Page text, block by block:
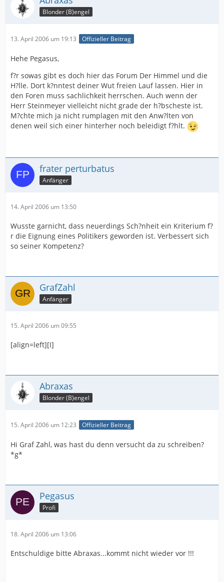
Blonder (B)engel
13. April 2006 um 19:13 Offizieller Beitrag
Hehe Pegasus,
f?r sowas gibt es doch hier das Forum Der Himmel und die
H?lle. Dort k?nntest deiner Wut freien Lauf lassen. Hier in
den Foren muss sachlichkeit herrschen. Auch wenn der
Herr Steinmeyer vielleicht nicht grade der h?bscheste ist.
M?chte mich ja nicht rumplagen mit den Anw?lten von
denen weil sich einer hinterher noch beleidigt f?hlt.
frater perturbatus
Anfänger
14. April 2006 um 13:50
Wusste garnicht, dass neuerdings Sch?nheit ein Kriterium f?
r die Eignung eines Politikers geworden ist. Verbessert sich
so seiner Kompetenz?
GrafZahl
Anfänger
15. April 2006 um 09:55
[align=left][I]
Abraxas
Blonder (B)engel
15. April 2006 um 12:23 Offizieller Beitrag
Hi Graf Zahl, was hast du denn versucht da zu schreiben?
*g*
Pegasus
Profi
18. April 2006 um 13:06
Entschuldige bitte Abraxas...kommt nicht wieder vor !!!